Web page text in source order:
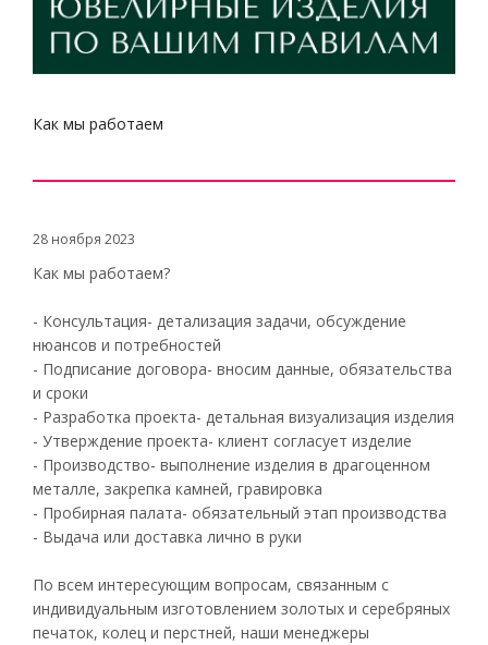
Как мы работаем
28 ноября 2023
Как мы работаем?
- Консультация- детализация задачи, обсуждение
нюансов и потребностей
- Подписание договора- вносим данные, обязательства
и сроки
- Разработка проекта- детальная визуализация изделия
- Утверждение проекта- клиент согласует изделие
- Производство- выполнение изделия в драгоценном
металле, закрепка камней, гравировка
- Пробирная палата- обязательный этап производства
- Выдача или доставка лично в руки
По всем интересующим вопросам, связанным с
индивидуальным изготовлением золотых и серебряных
печаток, колец и перстней, наши менеджеры